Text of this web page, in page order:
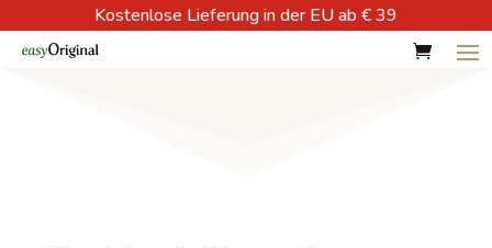
Kostenlose Lieferung in der EU ab € 39